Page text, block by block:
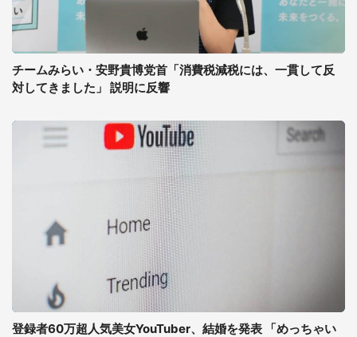
チームみらい・安野貴博党首「消費税減税には、一貫して反
対してきました」 説明に反響
登録者60万超人気美女YouTuber、結婚を発表 「めっちゃい